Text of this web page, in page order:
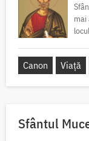
mai
Canon Viață
Sfântul